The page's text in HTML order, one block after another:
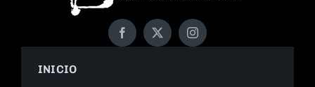
INICIO